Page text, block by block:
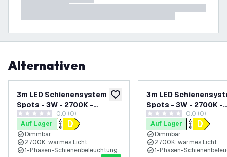
Alternativen
zur Wunschliste hinzufügen
3m LED Schienensystem - 6
Spots - 3W - 2700K -
Dimmbar - 1 Phasen - Weiß
0 Bewertungssterne
0.0 (0)
Auf Lager
Dimmbar
2700K: warmes Licht
1-Phasen-Schienenbeleuchtung
3m LED
Spots - 3W - 2700K -
Dimmbar - 1 Phasen -
Schwarz
0 Bewertungssterne
0.0 (0)
Auf Lager
Dimmbar
2700K: warmes Licht
1-Phasen-